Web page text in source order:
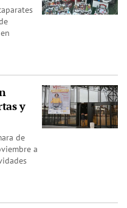
y
de
a